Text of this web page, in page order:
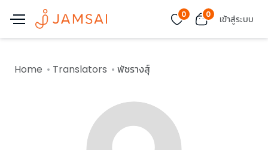
0 0 เข้าสู่ระบบ
Home Translators พัชรางสุ์